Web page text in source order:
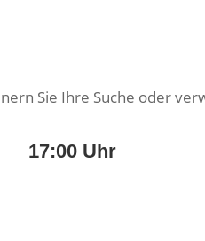
Sie Ihre Suche oder
17:00 Uhr